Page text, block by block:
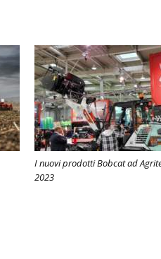
I nuovi prodotti Bobcat ad
2023